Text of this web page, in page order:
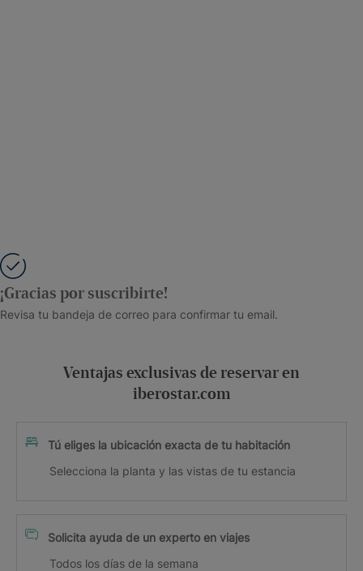
¡Gracias por suscribirte!
Revisa tu bandeja de correo para confirmar tu email.
Ventajas exclusivas de reservar en
iberostar.com
Tú eliges la ubicación exacta de tu habitación
Selecciona la planta y las vistas de tu estancia
Solicita ayuda de un experto en viajes
Todos los días de la semana